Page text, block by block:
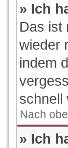
» Ich
Das ist
wieder
indem
schnell
Nach
» Ich